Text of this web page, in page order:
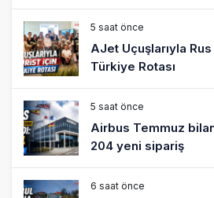
5 saat önce
AJet Uçuşlarıyla
Türkiye Rotası
5 saat önce
Airbus Temmuz
204 yeni sipariş
6 saat önce